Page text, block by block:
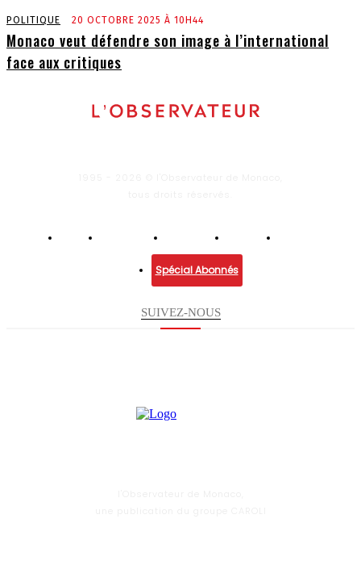
POLITIQUE 20 OCTOBRE 2025 À 10H44
Monaco veut défendre son image à l’international
face aux critiques
Spécial Abonnés
SUIVEZ-NOUS